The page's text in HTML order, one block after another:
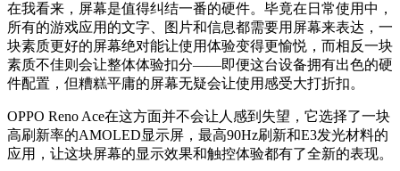
在我看来，屏幕是值得纠结一番的硬件。毕竟在日常使用中，
所有的游戏应用的文字、图片和信息都需要用屏幕来表达，一
块素质更好的屏幕绝对能让使用体验变得更愉悦，而相反一块
素质不佳则会让整体体验扣分——即便这台设备拥有出色的硬
件配置，但糟糕平庸的屏幕无疑会让使用感受大打折扣。
OPPO Reno Ace在这方面并不会让人感到失望，它选择了一块
高刷新率的AMOLED显示屏，最高90Hz刷新和E3发光材料的
应用，让这块屏幕的显示效果和触控体验都有了全新的表现。